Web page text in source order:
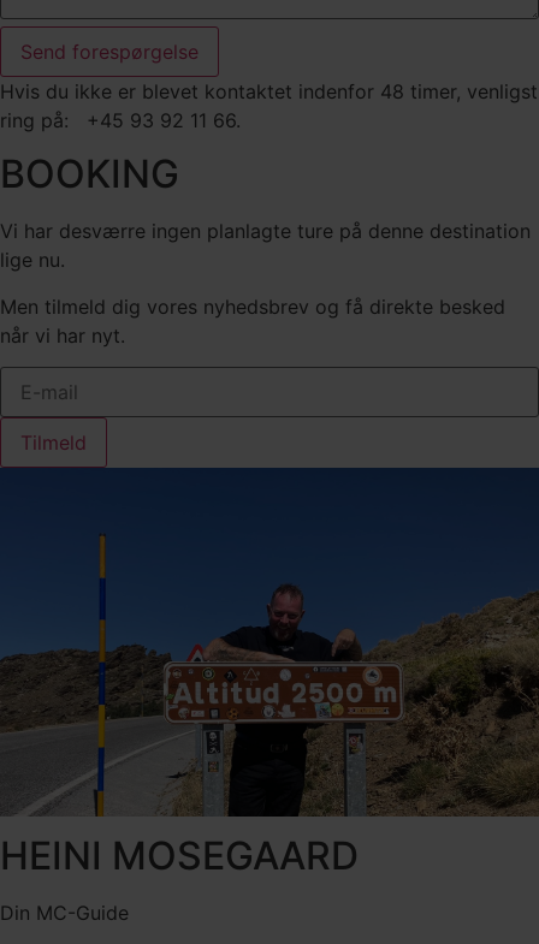
Send forespørgelse
Hvis du ikke er blevet kontaktet indenfor 48 timer, venligst
ring på: +45 93 92 11 66.
BOOKING
Vi har desværre ingen planlagte ture på denne destination
lige nu.
Men tilmeld dig vores nyhedsbrev og få direkte besked
når vi har nyt.
Tilmeld
HEINI MOSEGAARD
Din MC-Guide